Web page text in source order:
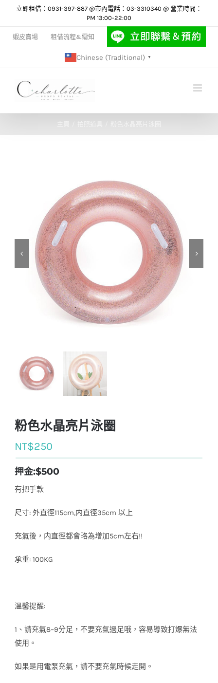
content
立即租借：0931-397-887 @市內電話：03-3310340 @ 營業時間：
PM 13:00-22:00
蝦皮賣場 租借流程&需知
Chinese (Traditional) ▼
拍照道具 粉色水晶亮片泳圈
粉色水晶亮片泳圈
NT$250
押金:$500
有把手款
尺寸: 外直徑115cm,内直徑35cm 以上
充氣後，内直徑都會略為增加5cm左右!!
承重: 100KG
溫馨提醒:
1、請充氣8–9分足，不要充氣過足哦，容易導致打爆無法
使用。
如果是用電泵充氣，請不要充氣時候走開。